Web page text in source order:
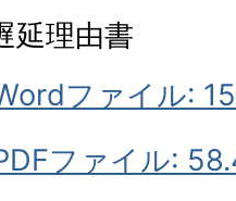
延理由書
ファイル:
ファイル: